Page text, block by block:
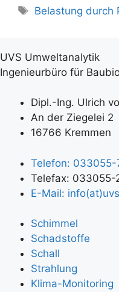
Schlagwörter
Belastung durch
UVS Umweltanalytik
Ingenieurbüro für
Dipl.-Ing. Ulrich
An der Ziegelei 2
16766 Kremmen
Telefon:
Telefax: 033055-
E-Mail:
Schimmel
Schadstoffe
Schall
Strahlung
Klima-Monitoring